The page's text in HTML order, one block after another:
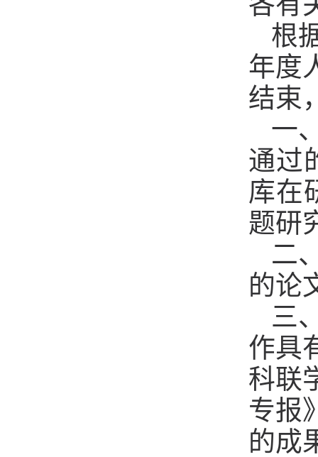
根
年度
结束
一
通过
库在
题研
二
的论
三
作具
科联
专报
的成